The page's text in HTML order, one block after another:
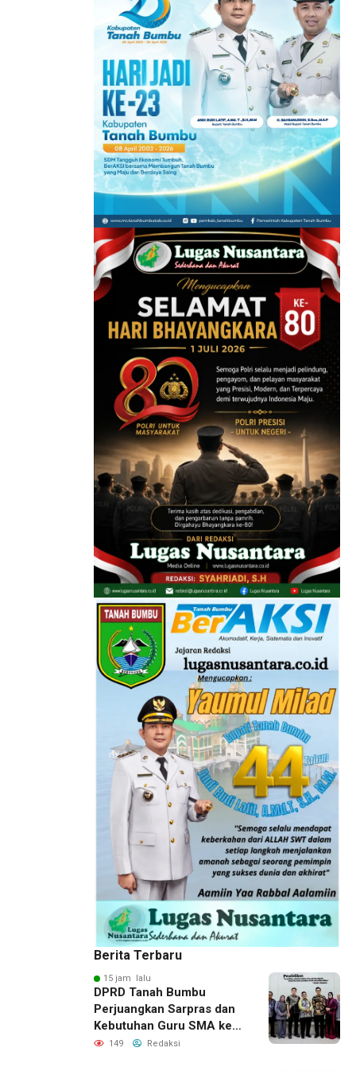
Berita Terbaru
15 jam lalu
DPRD Tanah Bumbu
Perjuangkan Sarpras dan
Kebutuhan Guru SMA ke
Pemprov Kalsel
149 Redaksi